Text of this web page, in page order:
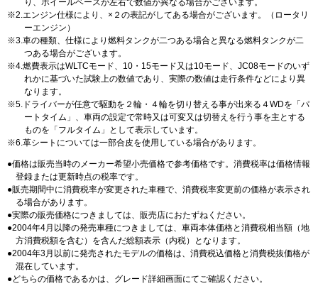
り、ホイールベースが左右で数値が異なる場合がございます。
2.エンジン仕様により、×２の表記がしてある場合がございます。（ロータリ
ーエンジン）
3.車の種類、仕様により燃料タンクが二つある場合と異なる燃料タンクが二
つある場合がございます。
4.燃費表示はWLTCモード、10・15モード又は10モード、JC08モードのいず
れかに基づいた試験上の数値であり、実際の数値は走行条件などにより異
なります。
5.ドライバーが任意で駆動を２輪・４輪を切り替える事が出来る４WDを「パ
ートタイム」、車両の設定で常時又は可変又は切替えを行う事を主とする
ものを「フルタイム」として表示しています。
6.革シートについては一部合皮を使用している場合があります。
価格は販売当時のメーカー希望小売価格で参考価格です。消費税率は価格情報
登録または更新時点の税率です。
販売期間中に消費税率が変更された車種で、消費税率変更前の価格が表示され
る場合があります。
実際の販売価格につきましては、販売店におたずねください。
2004年4月以降の発売車種につきましては、車両本体価格と消費税相当額（地
方消費税額を含む）を含んだ総額表示（内税）となります。
2004年3月以前に発売されたモデルの価格は、消費税込価格と消費税抜価格が
混在しています。
どちらの価格であるかは、グレード詳細画面にてご確認ください。